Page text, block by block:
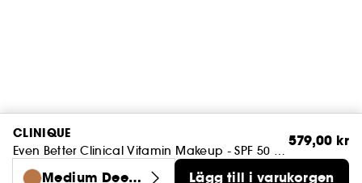
CLINIQUE
Even Better Clinical Vitamin Makeup - SPF 50 Foundation
579,00 kr
Medium Deep
Lägg till i varukorgen